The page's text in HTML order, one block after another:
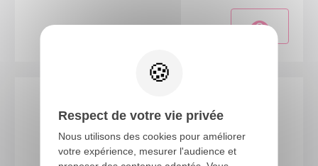
Respect de votre vie privée
Nous utilisons des cookies pour améliorer
votre expérience, mesurer l'audience et